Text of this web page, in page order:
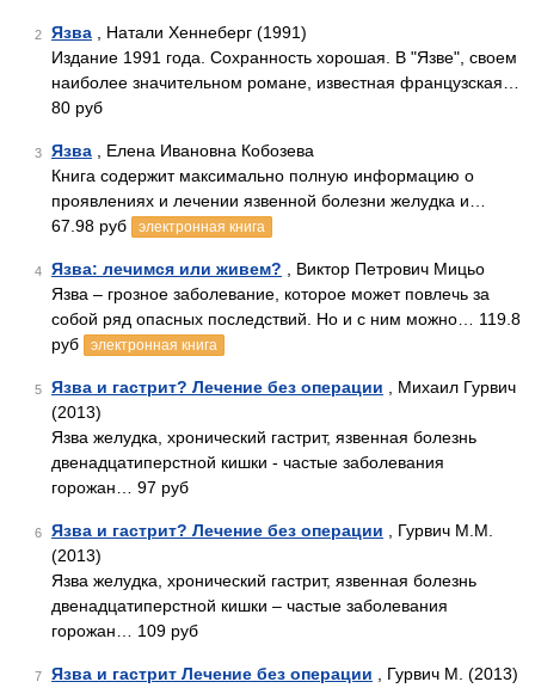
2 Язва , Натали Хеннеберг (1991)
Издание 1991 года. Сохранность хорошая. В "Язве", своем
наиболее значительном романе, известная французская…
80 руб
3 Язва , Елена Ивановна Кобозева
Книга содержит максимально полную информацию о
проявлениях и лечении язвенной болезни желудка и…
67.98 руб
электронная книга
4 Язва: лечимся или живем? , Виктор Петрович Мицьо
Язва – грозное заболевание, которое может повлечь за
собой ряд опасных последствий. Но и с ним можно… 119.8
руб
электронная книга
5 Язва и гастрит? Лечение без операции , Михаил Гурвич
(2013)
Язва желудка, хронический гастрит, язвенная болезнь
двенадцатиперстной кишки - частые заболевания
горожан… 97 руб
6 Язва и гастрит? Лечение без операции , Гурвич М.М.
(2013)
Язва желудка, хронический гастрит, язвенная болезнь
двенадцатиперстной кишки – частые заболевания
горожан… 109 руб
7 Язва и гастрит Лечение без операции , Гурвич М. (2013)